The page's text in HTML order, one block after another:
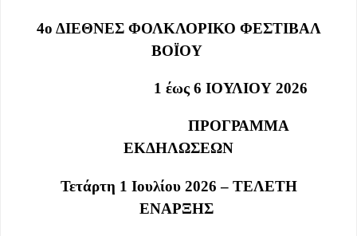
4ο ΔΙΕΘΝΕΣ ΦΟΛΚΛΟΡΙΚΟ ΦΕΣΤΙΒΑΛ
ΒΟΪΟΥ
1 έως 6 ΙΟΥΛΙΟΥ 2026
ΠΡΟΓΡΑΜΜΑ
ΕΚΔΗΛΩΣΕΩΝ
Τετάρτη 1 Ιουλίου 2026 – ΤΕΛΕΤΗ
ΕΝΑΡΞΗΣ